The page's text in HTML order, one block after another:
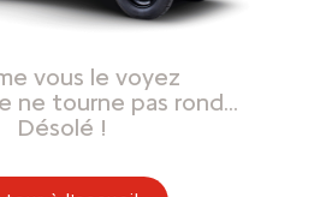
vous le voyez
ne tourne pas rond…
Désolé !